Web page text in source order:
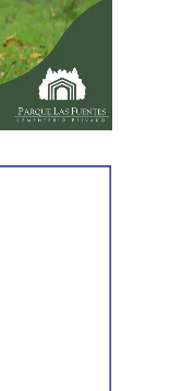
será
de trabajo y dos
incrementar
tareas de
Alto Valle.
el relevamiento
condiciones de